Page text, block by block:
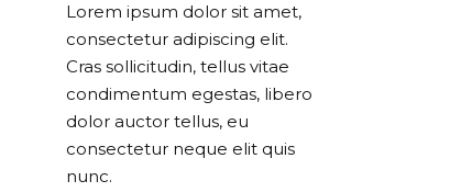
Title & Subtitle
Lorem ipsum dolor sit amet,
consectetur adipiscing elit.
Cras sollicitudin, tellus vitae
condimentum egestas, libero
dolor auctor tellus, eu
consectetur neque elit quis
nunc.